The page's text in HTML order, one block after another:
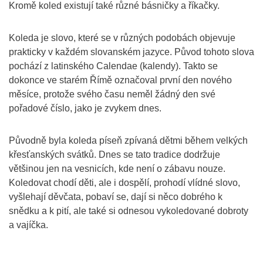
Kromě koled existují také různé básničky a říkačky.
Koleda je slovo, které se v různých podobách objevuje
prakticky v každém slovanském jazyce. Původ tohoto slova
pochází z latinského Calendae (kalendy). Takto se
dokonce ve starém Římě označoval první den nového
měsíce, protože svého času neměl žádný den své
pořadové číslo, jako je zvykem dnes.
Původně byla koleda píseň zpívaná dětmi během velkých
křesťanských svátků. Dnes se tato tradice dodržuje
většinou jen na vesnicích, kde není o zábavu nouze.
Koledovat chodí děti, ale i dospělí, prohodí vlídné slovo,
vyšlehají děvčata, pobaví se, dají si něco dobrého k
snědku a k pití, ale také si odnesou vykoledované dobroty
a vajíčka.